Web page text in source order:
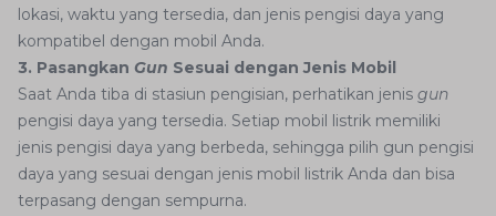
lokasi, waktu yang tersedia, dan jenis pengisi daya yang
kompatibel dengan mobil Anda.
3. Pasangkan Gun Sesuai dengan Jenis Mobil
Saat Anda tiba di stasiun pengisian, perhatikan jenis gun
pengisi daya yang tersedia. Setiap mobil listrik memiliki
jenis pengisi daya yang berbeda, sehingga pilih gun pengisi
daya yang sesuai dengan jenis mobil listrik Anda dan bisa
terpasang dengan sempurna.